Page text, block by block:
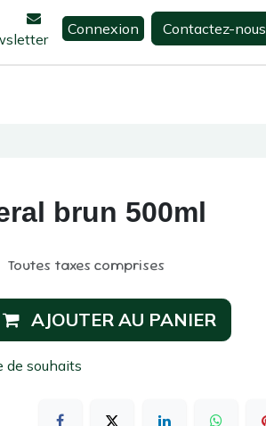
Connexion Contactez-nous
brun 500ml
Toutes taxes comprises
AJOUTER AU PANIER
de souhaits